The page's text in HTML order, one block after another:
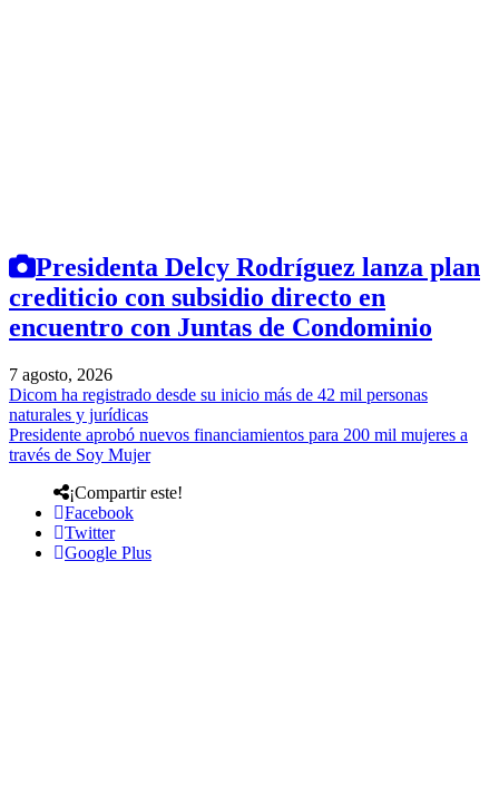
Presidenta Delcy Rodríguez lanza plan
crediticio con subsidio directo en
encuentro con Juntas de Condominio
7 agosto, 2026
Dicom ha registrado desde su inicio más de 42 mil personas
naturales y jurídicas
Presidente aprobó nuevos financiamientos para 200 mil mujeres a
través de Soy Mujer
¡Compartir este!
Facebook
Twitter
Google Plus